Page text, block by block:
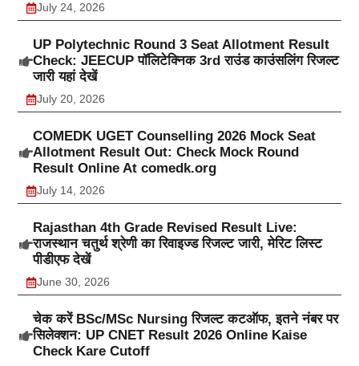
July 24, 2026
UP Polytechnic Round 3 Seat Allotment Result
Check: JEECUP पॉलिटेक्निक 3rd राउंड काउंसलिंग रिजल्ट
जारी यहां देखें
July 20, 2026
COMEDK UGET Counselling 2026 Mock Seat
Allotment Result Out: Check Mock Round
Result Online At comedk.org
July 14, 2026
Rajasthan 4th Grade Revised Result Live:
राजस्थान चतुर्थ श्रेणी का रिवाइज्ड रिजल्ट जारी, मेरिट लिस्ट
पीडीएफ देखें
June 30, 2026
चेक करें BSc/MSc Nursing रिजल्ट कटऑफ, इतने नंबर पर
सिलेक्शन: UP CNET Result 2026 Online Kaise
Check Kare Cutoff